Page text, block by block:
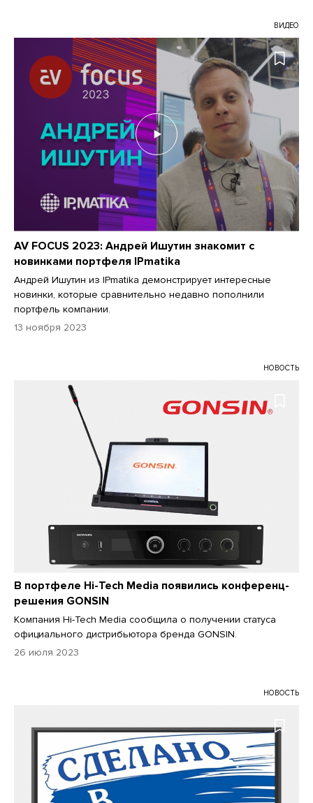
ВИДЕО
AV FOCUS 2023: Андрей Ишутин знакомит с
новинками портфеля IPmatika
Андрей Ишутин из IPmatika демонстрирует интересные
новинки, которые сравнительно недавно пополнили
портфель компании.
13 ноября 2023
НОВОСТЬ
В портфеле Hi-Tech Media появились конференц-
решения GONSIN
Компания Hi-Tech Media сообщила о получении статуса
официального дистрибьютора бренда GONSIN.
26 июля 2023
НОВОСТЬ